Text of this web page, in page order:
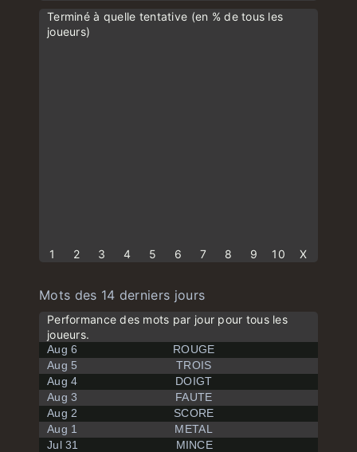
Terminé à quelle tentative (en % de tous les
joueurs)
1 2 3 4 5 6 7 8 9 10 X
Mots des 14 derniers jours
Performance des mots par jour pour tous les
joueurs.
Aug 6
ROUGE
Aug 5
TROIS
Aug 4
DOIGT
Aug 3
FAUTE
Aug 2
SCORE
Aug 1
METAL
Jul 31
MINCE